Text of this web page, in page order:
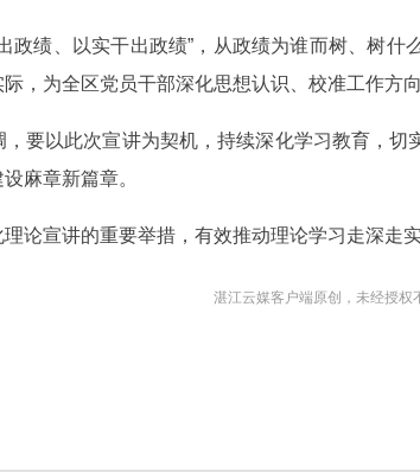
政绩、以实干出政绩”，从政绩为谁而树、树
，为全区党员干部深化思想认识、校准工作方向
要以此次宣讲为契机，持续深化学习教育，
麻章新篇章。
论宣讲的重要举措，有效推动理论学习走深走
湛江云媒客户端原创，未经授权